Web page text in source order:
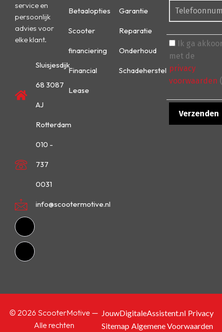
service en
persoonlijk
advies voor
elke klant.
Sluisjesdijk
68 3087
AJ
Rotterdam
010 -
737
0031
info@scootermotive.nl
Betaalopties
Scooter
financiering
Financial
Lease
Garantie
Reparatie
Onderhoud
Schadeherstel
Ik ga
met de
privacy
voorwaarden
© 2026 ScooterMotive —
Alle rechten
JouwDigitaleAssistent.nl Privacy
Sitemap Algemene Voorwaarden